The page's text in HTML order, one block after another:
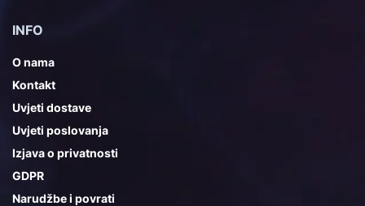
INFO
O nama
Kontakt
Uvjeti dostave
Uvjeti poslovanja
Izjava o privatnosti
GDPR
Narudžbe i povrati